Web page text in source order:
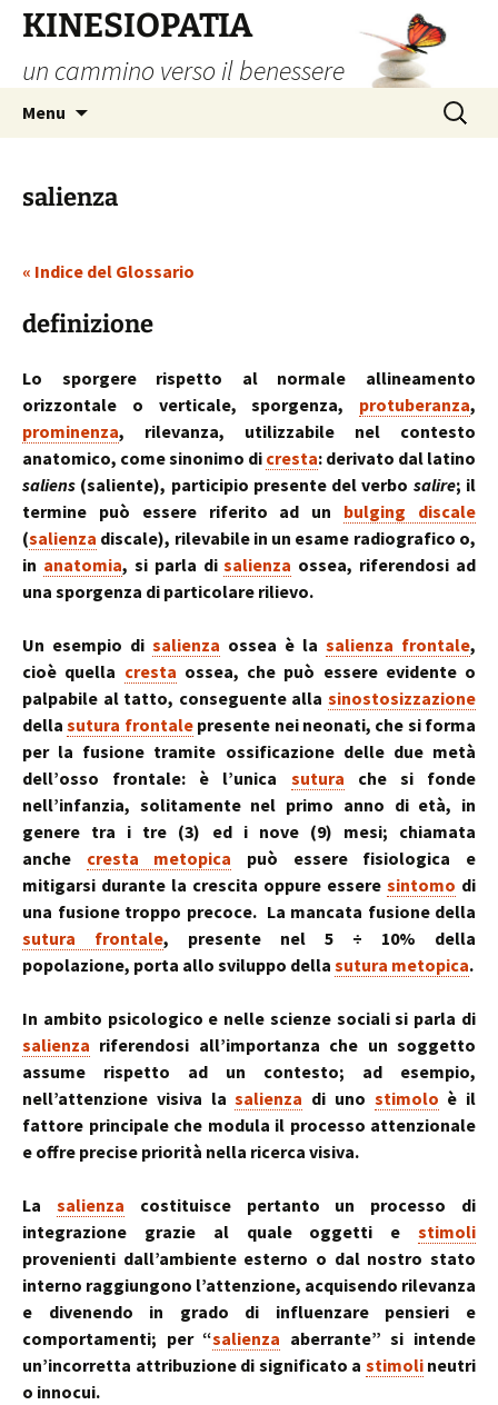
contenuto
KINESIOPATIA
un cammino verso il benessere
Menu
Ricerca
per:
salienza
« Indice del Glossario
definizione
Lo sporgere rispetto al normale allineamento
orizzontale o verticale, sporgenza, protuberanza,
prominenza, rilevanza, utilizzabile nel contesto
anatomico, come sinonimo di cresta: derivato dal latino
saliens (saliente), participio presente del verbo salire; il
termine può essere riferito ad un bulging discale
(salienza discale), rilevabile in un esame radiografico o,
in anatomia, si parla disalienza ossea, riferendosi ad
una sporgenza di particolare rilievo.
Un esempio di salienza ossea è la salienza frontale,
cioè quella cresta ossea, che può essere evidente o
palpabile al tatto, conseguente alla sinostosizzazione
dellasutura frontalepresente nei neonati, che si forma
per la fusione tramite ossificazione delle due metà
dell’osso frontale: è l’unica sutura che si fonde
nell’infanzia, solitamente nel primo anno di età, in
genere tra i tre (3) ed i nove (9) mesi; chiamata
anche cresta metopica può essere fisiologica e
mitigarsi durante la crescita oppure essere sintomo di
una fusione troppo precoce. La mancata fusione della
sutura frontale, presente nel 5 ÷ 10% della
popolazione, porta allo sviluppo della sutura metopica.
In ambito psicologico e nelle scienze sociali si parla di
salienza riferendosi all’importanza che un soggetto
assume rispetto ad un contesto; ad esempio,
nell’attenzione visiva lasalienza di uno stimolo è il
fattore principale che modula il processo attenzionale
e offre precise priorità nella ricerca visiva.
La salienza costituisce pertanto un processo di
integrazione grazie al quale oggetti e stimoli
provenienti dall’ambiente esterno o dal nostro stato
interno raggiungono l’attenzione, acquisendo rilevanza
e divenendo in grado di influenzare pensieri e
comportamenti; per “salienza aberrante” si intende
un’incorretta attribuzione di significato a stimolineutri
o innocui.